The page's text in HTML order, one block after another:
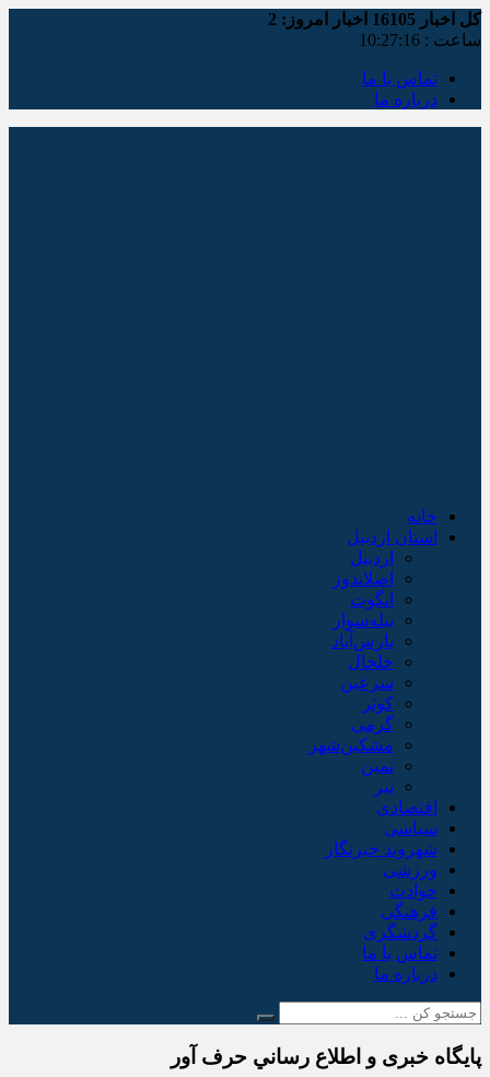
کل اخبار اخبار امروز: 2
ساعت : 10:27:17
تماس با ما
درباره ما
خانه
استان اردبیل
اردبیل
اصلاندوز
انگوت
بیله‌سوار
پارس‌آباد
خلخال
سرعین
کوثر
گرمی
مشکین‌شهر
نمین
نیر
اقتصادی
سیاسی
شهروند خبرنگار
ورزشی
حوادث
فرهنگی
گردشگری
تماس با ما
درباره ما
پایگاه خبری و اطلاع رساني حرف آور